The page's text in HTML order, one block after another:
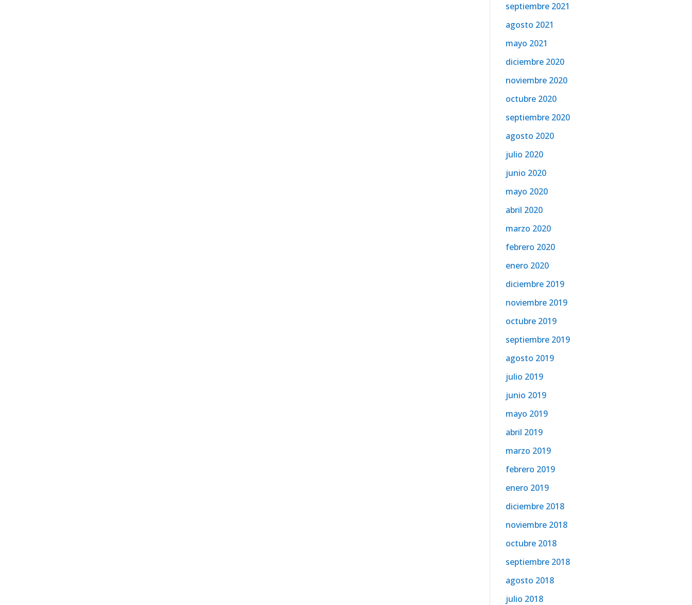
septiembre 2021
agosto 2021
mayo 2021
diciembre 2020
noviembre 2020
octubre 2020
septiembre 2020
agosto 2020
julio 2020
junio 2020
mayo 2020
abril 2020
marzo 2020
febrero 2020
enero 2020
diciembre 2019
noviembre 2019
octubre 2019
septiembre 2019
agosto 2019
julio 2019
junio 2019
mayo 2019
abril 2019
marzo 2019
febrero 2019
enero 2019
diciembre 2018
noviembre 2018
octubre 2018
septiembre 2018
agosto 2018
julio 2018